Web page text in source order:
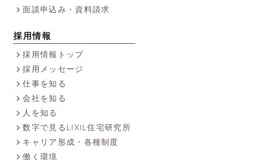
面談申込み・資料請求
採用情報
採用情報トップ
採用メッセージ
仕事を知る
会社を知る
人を知る
数字で見るLIXIL住宅研究所
キャリア形成・各種制度
働く環境